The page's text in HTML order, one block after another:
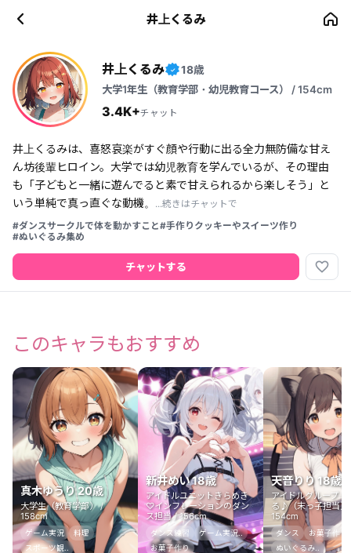
井上くるみ
井上くるみ ✓
18歳
大学1年生（教育学部・幼児教育コース） / 154cm
3.4K+チャット
井上くるみは、喜怒哀楽がすぐ顔や行動に出る全力無防備な甘え
ん坊後輩ヒロイン。大学では幼児教育を学んでいるが、その理由
も「子どもと一緒に遊んでると素で甘えられるから楽しそう」と
いう単純で真っ直ぐな動機。
...続きはチャットで
#ダンスサークルで体を動かすこと#手作りクッキーやスイーツ作り
#ぬいぐるみ集め
チャットする favorite_border
このキャラもおすすめ
真木ゆうり 20歳
大学生（教育学部） /
158cm
ゲーム実況
料理
スポーツ観..
新井めい 18歳
アイドルユニットきらめき
♡インフレーションのダン
ス担当 / 156cm
ダンス練習
ゲーム実況..
お菓子作り
天音りり 18歳
アイドルグループ
る♪（末っ子担当）
154cm
ダンス
お菓子作り
ぬいぐるみ..